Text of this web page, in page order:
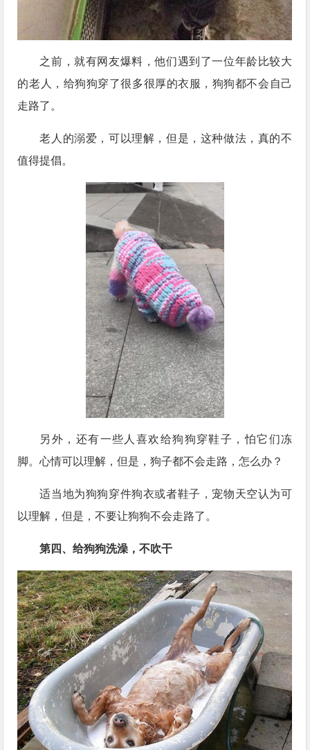
之前，就有网友爆料，他们遇到了一位年龄比较大
的老人，给狗狗穿了很多很厚的衣服，狗狗都不会自己
走路了。
老人的溺爱，可以理解，但是，这种做法，真的不
值得提倡。
另外，还有一些人喜欢给狗狗穿鞋子，怕它们冻
脚。心情可以理解，但是，狗子都不会走路，怎么办？
适当地为狗狗穿件狗衣或者鞋子，宠物天空认为可
以理解，但是，不要让狗狗不会走路了。
第四、给狗狗洗澡，不吹干